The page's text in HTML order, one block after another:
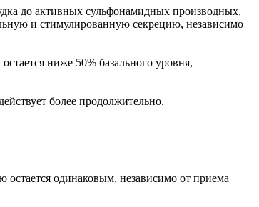
до активных сульфонамидных производных,
и стимулированную секрецию, независимо
ниже 50% базального уровня,
более продолжительно.
одинаковым, независимо от приема